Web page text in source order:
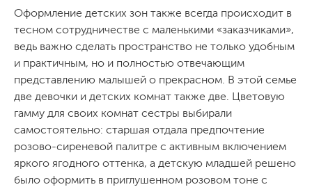
Оформление детских зон также всегда происходит в
тесном сотрудничестве с маленькими «заказчиками»,
ведь важно сделать пространство не только удобным
и практичным, но и полностью отвечающим
представлению малышей о прекрасном. В этой семье
две девочки и детских комнат также две. Цветовую
гамму для своих комнат сестры выбирали
самостоятельно: старшая отдала предпочтение
розово-сиреневой палитре с активным включением
яркого ягодного оттенка, а детскую младшей решено
было оформить в приглушенном розовом тоне с